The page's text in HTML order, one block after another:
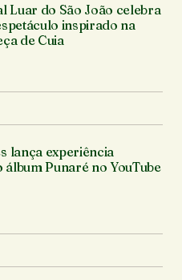
Luar do São João celebra
inspirado na
de Cuia
lança experiência
álbum Punaré no YouTube